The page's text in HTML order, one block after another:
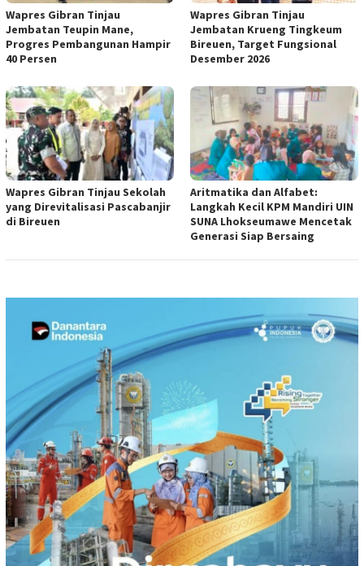
Wapres Gibran Tinjau
Jembatan Teupin Mane,
Progres Pembangunan Hampir
40 Persen
Wapres Gibran Tinjau
Jembatan Krueng Tingkeum
Bireuen, Target Fungsional
Desember 2026
Wapres Gibran Tinjau Sekolah
yang Direvitalisasi Pascabanjir
di Bireuen
Aritmatika dan Alfabet:
Langkah Kecil KPM Mandiri UIN
SUNA Lhokseumawe Mencetak
Generasi Siap Bersaing